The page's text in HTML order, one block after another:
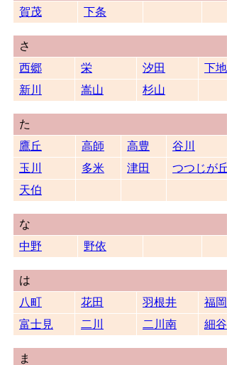
賀茂
下条
さ
西郷
栄 汐田
下地
新川
嵩山 杉山
た
鷹丘
高師 高豊
谷川
玉川
多米 津田
つつじが丘
天伯
な
中野
野依
は
八町
花田 羽根井
福岡
富士見
二川 二川南 細谷
ま